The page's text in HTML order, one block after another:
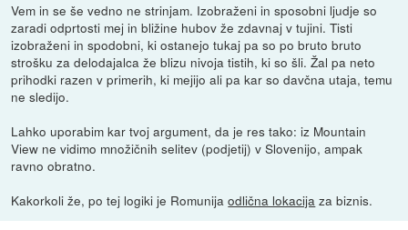
Vem in se še vedno ne strinjam. Izobraženi in sposobni ljudje so
zaradi odprtosti mej in bližine hubov že zdavnaj v tujini. Tisti
izobraženi in spodobni, ki ostanejo tukaj pa so po bruto bruto
strošku za delodajalca že blizu nivoja tistih, ki so šli. Žal pa neto
prihodki razen v primerih, ki mejijo ali pa kar so davčna utaja, temu
ne sledijo.
Lahko uporabim kar tvoj argument, da je res tako: iz Mountain
View ne vidimo množičnih selitev (podjetij) v Slovenijo, ampak
ravno obratno.
Kakorkoli že, po tej logiki je Romunijaodlična lokacija za biznis.